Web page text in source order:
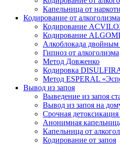
Капельница от
Кодирование от алкоголизма
Кодирование
Кодирование
Алкоблокада двойным
Гипноз от алкоголизма
Метод Довженко
Кодировка
Метод ESPERAL
Вывод из запоя
Выведение из запоя
Вывод из запоя на
Срочная детоксикация
Анонимная
Капельница от
Кодирование от запоя